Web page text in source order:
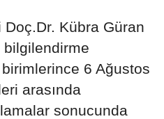
Kübra Güran
bilgilendirme
6 Ağustos
arasında
sonucunda